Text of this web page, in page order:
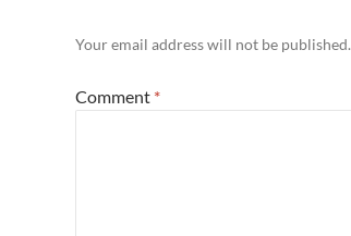
Your email address will not be published.
Comment *